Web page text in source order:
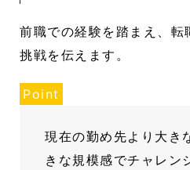
前職での経験を踏まえ、転
挑戦を伝えます。
Point
現在の勤め先より大き
きな規模感でチャレン